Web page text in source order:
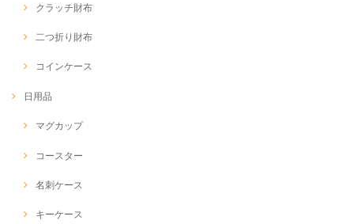
クラッチ財布
二つ折り財布
コインケース
日用品
マグカップ
コースター
名刺ケース
キーケース